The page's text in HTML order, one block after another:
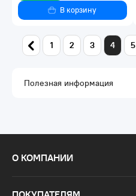
В корзину
1 2 3 4 5
Полезная информация
О КОМПАНИИ